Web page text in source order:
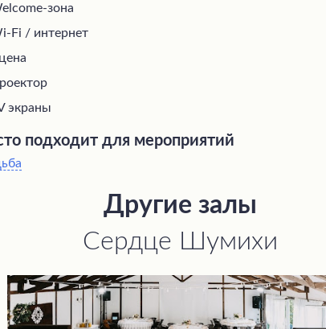
зона
Fi / интернет
экраны
подходит для мероприятий
Другие залы
Сердце Шумихи